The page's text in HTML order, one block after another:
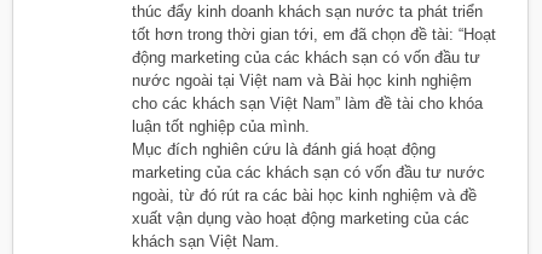
thúc đẩy kinh doanh khách sạn nước ta phát triển
tốt hơn trong thời gian tới, em đã chọn đề tài: “Hoạt
động marketing của các khách sạn có vốn đầu tư
nước ngoài tại Việt nam và Bài học kinh nghiệm
cho các khách sạn Việt Nam” làm đề tài cho khóa
luận tốt nghiệp của mình.
Mục đích nghiên cứu là đánh giá hoạt động
marketing của các khách sạn có vốn đầu tư nước
ngoài, từ đó rút ra các bài học kinh nghiệm và đề
xuất vận dụng vào hoạt động marketing của các
khách sạn Việt Nam.